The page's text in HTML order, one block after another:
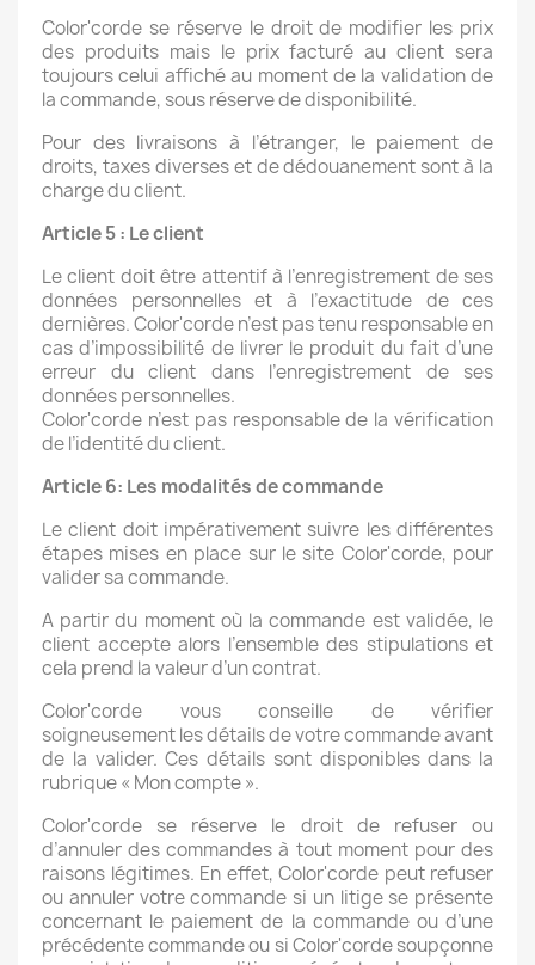
Color'corde se réserve le droit de modifier les prix
des produits mais le prix facturé au client sera
toujours celui affiché au moment de la validation de
la commande, sous réserve de disponibilité.
Pour des livraisons à l’étranger, le paiement de
droits, taxes diverses et de dédouanement sont à la
charge du client.
Article 5 : Le client
Le client doit être attentif à l’enregistrement de ses
données personnelles et à l’exactitude de ces
dernières. Color'corde n’est pas tenu responsable en
cas d’impossibilité de livrer le produit du fait d’une
erreur du client dans l’enregistrement de ses
données personnelles.
Color'corde n’est pas responsable de la vérification
de l’identité du client.
Article 6: Les modalités de commande
Le client doit impérativement suivre les différentes
étapes mises en place sur le site Color'corde, pour
valider sa commande.
A partir du moment où la commande est validée, le
client accepte alors l’ensemble des stipulations et
cela prend la valeur d’un contrat.
Color'corde vous conseille de vérifier
soigneusement les détails de votre commande avant
de la valider. Ces détails sont disponibles dans la
rubrique « Mon compte ».
Color'corde se réserve le droit de refuser ou
d’annuler des commandes à tout moment pour des
raisons légitimes. En effet, Color'corde peut refuser
ou annuler votre commande si un litige se présente
concernant le paiement de la commande ou d’une
précédente commande ou si Color'corde soupçonne